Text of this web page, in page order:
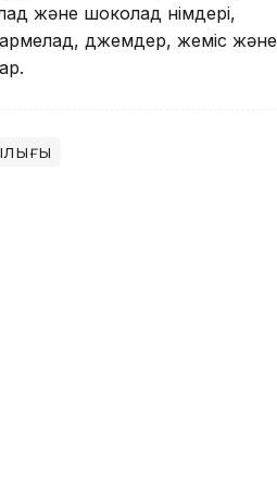
және шоколад өнімдері,
джемдер, жеміс және